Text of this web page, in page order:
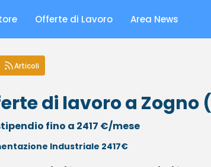
Offerte di Lavoro Area News
Articoli
di lavoro a Zogno
fino a 2417 €/mese
Industriale 2417€